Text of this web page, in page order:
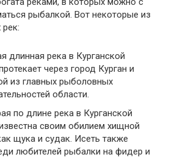
рыбалкой. Вот некоторые из
длинная река в Курганской
через город Курган и
из главных рыболовных
области.
по длине река в Курганской
своим обилием хищной
щука и судак. Исеть также
любителей рыбалки на фидер и